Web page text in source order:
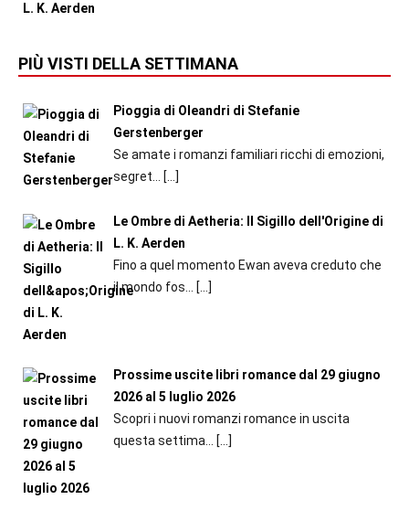
PIÙ VISTI DELLA SETTIMANA
Pioggia di Oleandri di Stefanie
Gerstenberger
Se amate i romanzi familiari ricchi di emozioni,
segret...
[…]
Le Ombre di Aetheria: Il Sigillo dell'Origine di
L. K. Aerden
Fino a quel momento Ewan aveva creduto che
il mondo fos...
[…]
Prossime uscite libri romance dal 29 giugno
2026 al 5 luglio 2026
Scopri i nuovi romanzi romance in uscita
questa settima...
[…]